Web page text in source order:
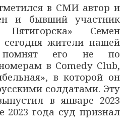
в СМИ автор и
и бывший участник
Семен
сегодня жители нашей
помнят его не по
в Comedy Club,
в которой он
солдатами. Эту
в январе 2023
2023 года суд признал